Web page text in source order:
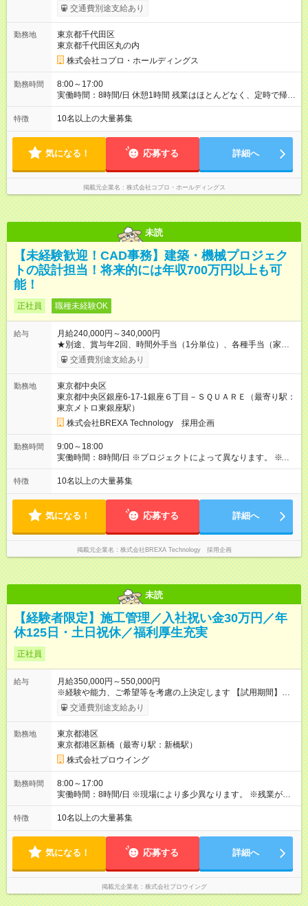
交通費別途支給あり
勤務地
東京都千代田区
東京都千代田区丸の内
株式会社コプロ・ホールディングス
勤務時間
8:00～17:00
実働時間：8時間/日 休憩1時間 残業はほとんどなく、定時で帰れ
る日が多い働き方です。 毎日の業務は進捗管理や事務が中心な
ので、 「今日やるべき仕事」が終われば、自然と区切りをつけ
方を大切にしています。
特徴 10名以上の大量募集
気になる！ 応募する 詳細へ
掲載元企業名 株式会社コプロ・ホールディングス
未読
【未経験歓迎！CAD事務】建築・機械プロジェク
トの設計担当！将来的には年収700万円以上も可
能！
正社員 職種未経験OK
給与
月給240,000円～340,000円
★別途、賞与年2回、時間外手当（1分単位）、各種手当（家
族、赴任等）が支給されます。 ★スキル・経験年数・年齢等も
考慮し、話し合いの上で決定します。 【試用期間】試用期間あ
す。
交通費別途支給あり
勤務地
東京都中央区
東京都中央区銀座6-17-1銀座６丁目－ＳＱＵＡＲＥ（最寄り駅：
東京メトロ東銀座駅）
株式会社BREXA Technology 採用企画
勤務時間
9:00～18:00
実働時間：8時間/日 ※プロジェクトによって異なります。 ※サ
ービス残業はございません。残業代1分単位で支給。
特徴 10名以上の大量募集
気になる！ 応募する 詳細へ
掲載元企業名 株式会社BREXA Technology 採用企画
未読
【経験者限定】施工管理／入社祝い金30万円／年
休125日・土日祝休／福利厚生充実
正社員
給与
月給350,000円～550,000円
※経験や能⼒、ご希望等を考慮の上決定します 【試用期間】試
用期間あり 試用期間の長さ：6ヶ月 雇用形態、給与は本採用時
と同じです。
交通費別途支給あり
勤務地
東京都港区
東京都港区新橋（最寄り駅：新橋駅）
株式会社プロウイング
勤務時間
8:00～17:00
実働時間：8時間/日 ※現場により多少異なります。 ※残業があ
る場合、1⽇1～2時間程度です。（月20時間） ※現場が早く終
われば⼣⽅前に上がれる⽇もあります！
特徴 10名以上の大量募集
気になる！ 応募する 詳細へ
掲載元企業名 株式会社プロウイング